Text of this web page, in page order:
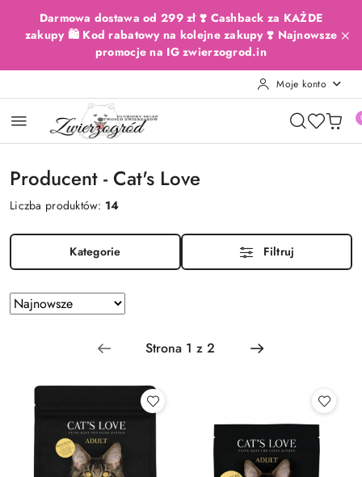
Przejdź do treści głównej
Przejdź do wyszukiwarki
Przejdź do moje konto
Przejdź do menu głównego
Przejdź do stopki
Darmowa dostawa od 299 zł ❣️ Cashback za KAŻDE
zakupy 🛍️ Kod rabatowy na kolejne zakupy ❣️ Najnowsze
promocje na IG zwierzogrod.in
Moje konto
Producent - Cat's Love
Liczba produktów: 14
Kategorie Filtruj
Zastosowano
sortowanie:
Sortuj
według